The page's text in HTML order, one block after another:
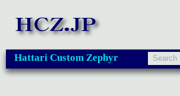
Hattari Custom Zephyr